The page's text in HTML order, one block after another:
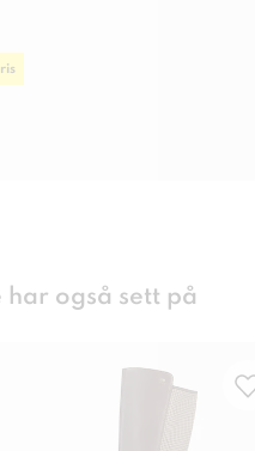
har også sett på